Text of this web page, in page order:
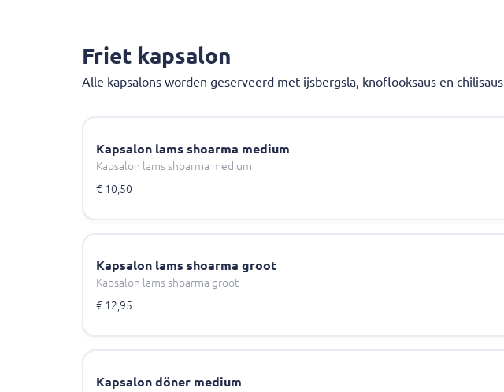
Friet kapsalon
Alle kapsalons worden geserveerd met ijsbergsla, knoflooksaus en chilisaus
Kapsalon lams shoarma medium
Kapsalon lams shoarma medium
€ 10,50
Kapsalon lams shoarma groot
Kapsalon lams shoarma groot
€ 12,95
Kapsalon döner medium